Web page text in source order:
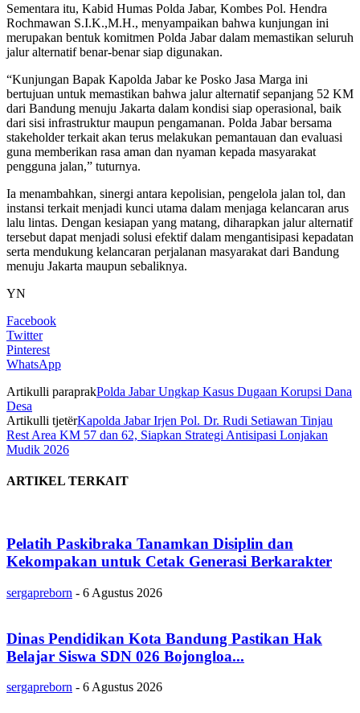
Sementara itu, Kabid Humas Polda Jabar, Kombes Pol. Hendra
Rochmawan S.I.K.,M.H., menyampaikan bahwa kunjungan ini
merupakan bentuk komitmen Polda Jabar dalam memastikan seluruh
jalur alternatif benar-benar siap digunakan.
“Kunjungan Bapak Kapolda Jabar ke Posko Jasa Marga ini
bertujuan untuk memastikan bahwa jalur alternatif sepanjang 52 KM
dari Bandung menuju Jakarta dalam kondisi siap operasional, baik
dari sisi infrastruktur maupun pengamanan. Polda Jabar bersama
stakeholder terkait akan terus melakukan pemantauan dan evaluasi
guna memberikan rasa aman dan nyaman kepada masyarakat
pengguna jalan,” tuturnya.
Ia menambahkan, sinergi antara kepolisian, pengelola jalan tol, dan
instansi terkait menjadi kunci utama dalam menjaga kelancaran arus
lalu lintas. Dengan kesiapan yang matang, diharapkan jalur alternatif
tersebut dapat menjadi solusi efektif dalam mengantisipasi kepadatan
serta mendukung kelancaran perjalanan masyarakat dari Bandung
menuju Jakarta maupun sebaliknya.
YN
Facebook
Twitter
Pinterest
WhatsApp
Artikulli paraprakPolda Jabar Ungkap Kasus Dugaan Korupsi Dana
Desa
Artikulli tjetërKapolda Jabar Irjen Pol. Dr. Rudi Setiawan Tinjau
Rest Area KM 57 dan 62, Siapkan Strategi Antisipasi Lonjakan
Mudik 2026
ARTIKEL TERKAIT
Pelatih Paskibraka Tanamkan Disiplin dan
Kekompakan untuk Cetak Generasi Berkarakter
sergapreborn - 6 Agustus 2026
Dinas Pendidikan Kota Bandung Pastikan Hak
Belajar Siswa SDN 026 Bojongloa...
sergapreborn - 6 Agustus 2026